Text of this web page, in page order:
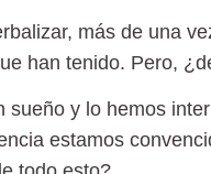
más de una
han tenido. Pero,
y lo hemos
estamos